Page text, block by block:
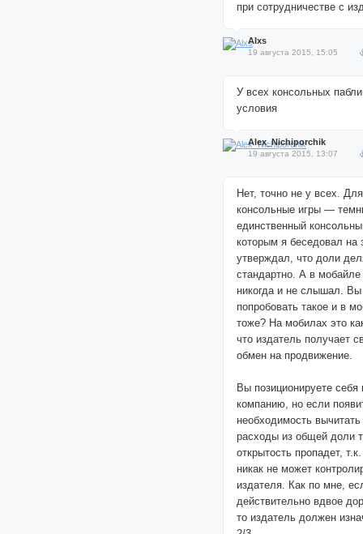
при сотрудничестве с
Alxs
19 августа 2015, 15:05
У всех консольных
условия
Alex_Nichiporchik
19 августа 2015, 13:07
Нет, точно не у всех.
консольные игры —
единственный
которым я беседовал на
утверждал, что доли
стандартно. А в
никогда и не слышал. Вы
попробовать такое и в
тоже? На мобилах это
что издатель получает
обмен на продвижение.
Вы позиционируете себя
компанию, но если
необходимость
расходы из общей доли
открытость пропадет,
никак не может
издателя. Как по мне,
действительно вдвое
то издатель должен